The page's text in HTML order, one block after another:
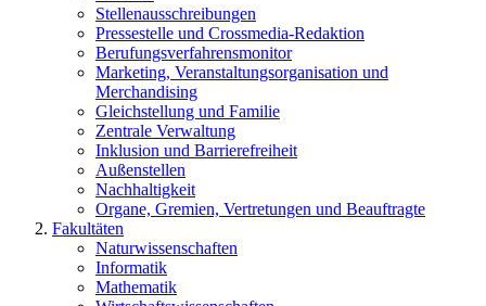
Stellenausschreibungen
Pressestelle und Crossmedia-Redaktion
Berufungsverfahrensmonitor
Marketing, Veranstaltungsorganisation und
Merchandising
Gleichstellung und Familie
Zentrale Verwaltung
Inklusion und Barrierefreiheit
Außenstellen
Nachhaltigkeit
Organe, Gremien, Vertretungen und Beauftragte
Fakultäten
Naturwissenschaften
Informatik
Mathematik